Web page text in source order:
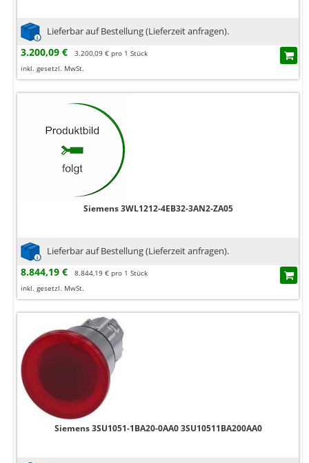
Lieferbar auf Bestellung (Lieferzeit anfragen).
3.200,09 €
3.200,09 € pro 1 Stück
inkl. gesetzl. MwSt.
Siemens 3WL1212-4EB32-3AN2-ZA05
Lieferbar auf Bestellung (Lieferzeit anfragen).
8.844,19 €
8.844,19 € pro 1 Stück
inkl. gesetzl. MwSt.
Siemens 3SU1051-1BA20-0AA0 3SU10511BA200AA0